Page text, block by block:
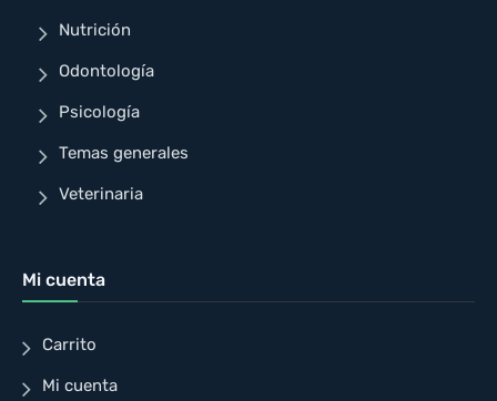
Nutrición
Odontología
Psicología
Temas generales
Veterinaria
Mi cuenta
Carrito
Mi cuenta